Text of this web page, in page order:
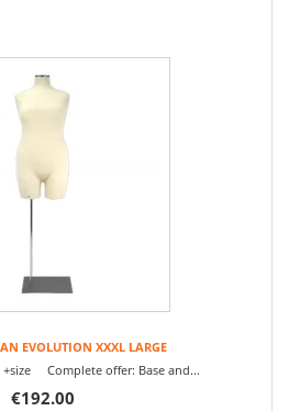
EVOLUTION XXXL LARGE
+size Complete offer: Base and...
€192.00